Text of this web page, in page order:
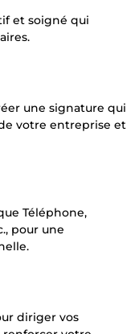
et soigné qui
une signature qui
votre entreprise et
Téléphone,
pour une
diriger vos